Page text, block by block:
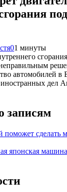
01 минуты
автомобилей
дел
записям
поможет сделать
японская